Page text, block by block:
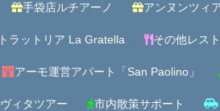
手袋店ルチアーノ アンヌンツィ
トラットリア La Gratella その他レス
アーモ運営アパート「San Paolino」
ィタツアー 市内散策サポート